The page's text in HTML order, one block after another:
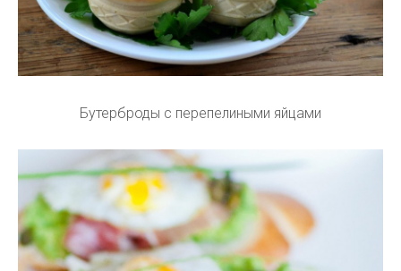
Бутерброды с перепелиными яйцами